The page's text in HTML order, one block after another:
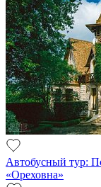
Автобусный тур:
«Ореховна»